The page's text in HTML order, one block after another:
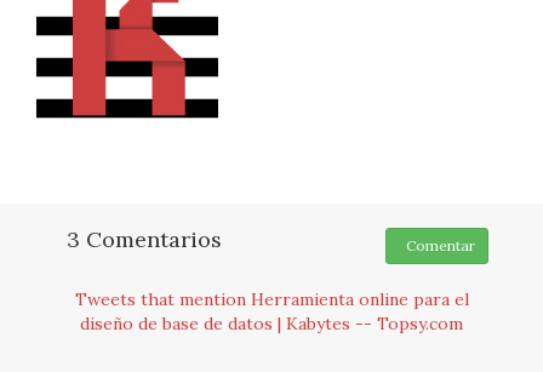
3 Comentarios Comentar
Tweets that mention Herramienta online para el
diseño de base de datos | Kabytes -- Topsy.com